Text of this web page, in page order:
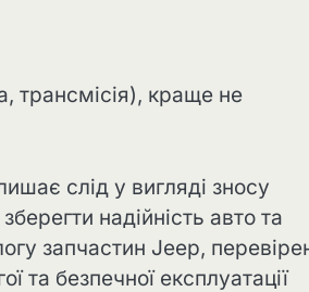
трансмісія), краще не
слід у вигляді зносу
надійність авто та
запчастин Jeep,
та безпечної експлуатації